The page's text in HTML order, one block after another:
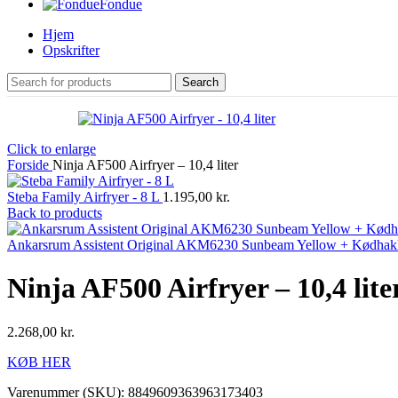
Fondue
Hjem
Opskrifter
Search
Click to enlarge
Forside Ninja AF500 Airfryer – 10,4 liter
Steba Family Airfryer - 8 L 1.195,00 kr.
Back to products
Ankarsrum Assistent Original AKM6230 Sunbeam Yellow +
Ninja AF500 Airfryer – 10,4
2.268,00 kr.
KØB HER
Varenummer (SKU): 8849609363963173403